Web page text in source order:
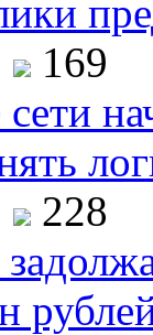
169
228